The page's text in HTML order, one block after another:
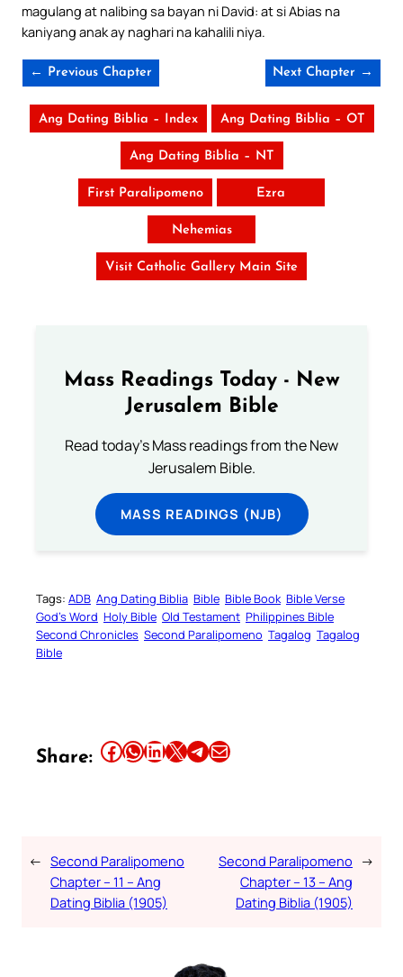
magulang at nalibing sa bayan ni David: at si Abias na
kaniyang anak ay naghari na kahalili niya.
← Previous Chapter Next Chapter →
Ang Dating Biblia – Index Ang Dating Biblia – OT
Ang Dating Biblia – NT
First Paralipomeno Ezra
Nehemias
Visit Catholic Gallery Main Site
Mass Readings Today - New
Jerusalem Bible
Read today's Mass readings from the New
Jerusalem Bible.
MASS READINGS (NJB)
Tags: ADB Ang Dating Biblia Bible Bible Book Bible Verse
God’s Word Holy Bible Old Testament Philippines Bible
Second Chronicles Second Paralipomeno Tagalog Tagalog
Bible
Share: Share this article on Facebook Share this article on WhatsApp Share this article on LinkedIn Share this article on X Share this article on TelegramEmail this Article
← Second Paralipomeno
Chapter – 11 – Ang
Dating Biblia (1905)
Second Paralipomeno
Chapter – 13 – Ang
Dating Biblia (1905)
→